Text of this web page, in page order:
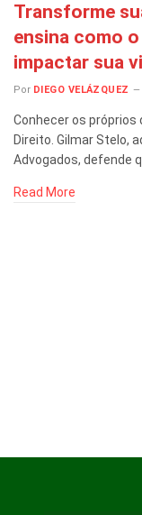
Transforme
ensina como
impactar sua
Por DIEGO VELÁZQUEZ
Conhecer os próprios
Direito. Gilmar Stelo,
Advogados, defende
Read More